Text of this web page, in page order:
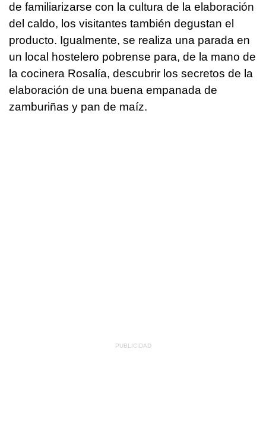
de familiarizarse con la cultura de la elaboración
del caldo, los visitantes también degustan el
producto. Igualmente, se realiza una parada en
un local hostelero pobrense para, de la mano de
la cocinera Rosalía, descubrir los secretos de la
elaboración de una buena empanada de
zamburiñas y pan de maíz.